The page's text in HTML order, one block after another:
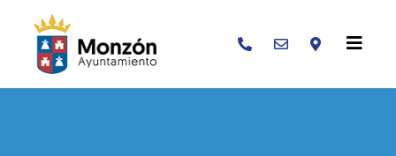
Buscar